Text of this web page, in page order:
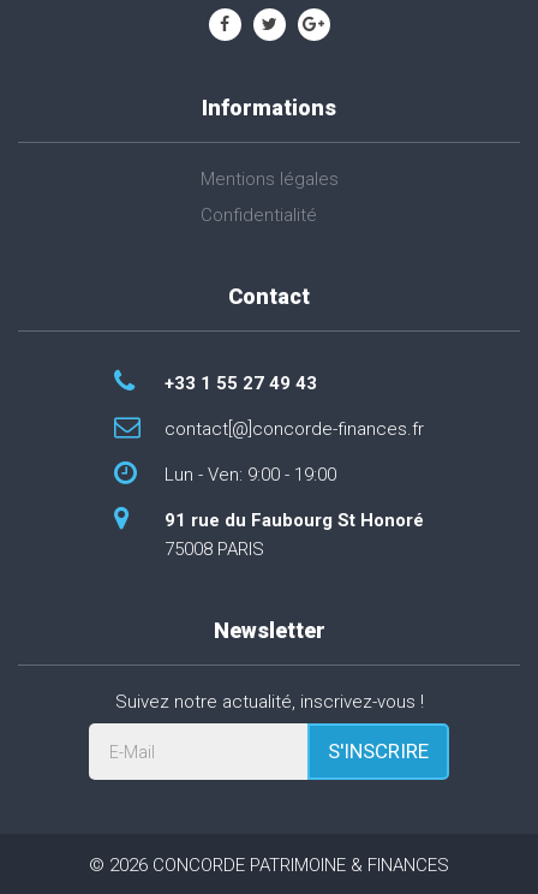
Informations
Mentions légales
Confidentialité
Contact
+33 1 55 27 49 43
contact[@]concorde-finances.fr
Lun - Ven: 9:00 - 19:00
91 rue du Faubourg St Honoré
75008 PARIS
Newsletter
Suivez notre actualité, inscrivez-vous !
E-Mail S'INSCRIRE
© 2026 CONCORDE PATRIMOINE & FINANCES